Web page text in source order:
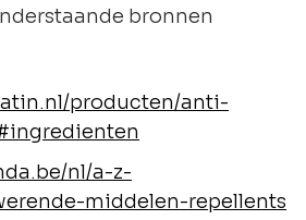
bronnen
producten/anti-
nl/a-z-
middelen-repellents